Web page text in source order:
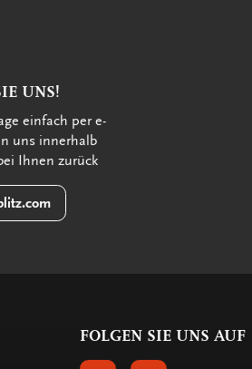
UNS!
einfach per e-
uns innerhalb
Ihnen zurück
FOLGEN SIE UNS AUF